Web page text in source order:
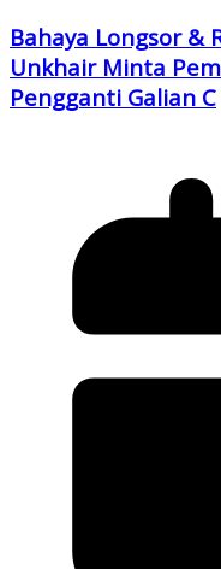
Bahaya Longsor &
Unkhair Minta
Pengganti Galian C